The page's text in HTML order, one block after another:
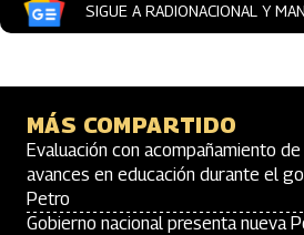
SIGUE A RADIONACIONAL Y
MÁS COMPARTIDO
Evaluación con acompañamiento
avances en educación durante el
Petro
Gobierno nacional presenta nueva